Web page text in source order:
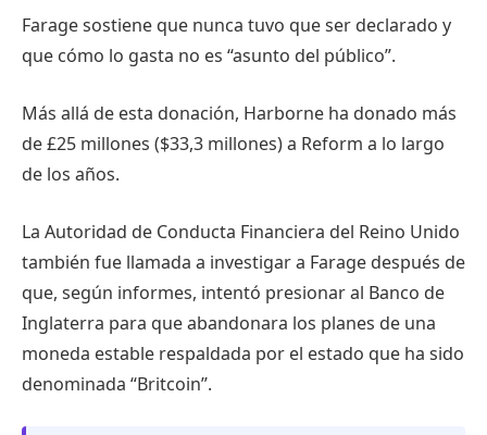
Farage sostiene que nunca tuvo que ser declarado y
que cómo lo gasta no es “asunto del público”.
Más allá de esta donación, Harborne ha donado más
de £25 millones ($33,3 millones) a Reform a lo largo
de los años.
La Autoridad de Conducta Financiera del Reino Unido
también fue llamada a investigar a Farage después de
que, según informes, intentó presionar al Banco de
Inglaterra para que abandonara los planes de una
moneda estable respaldada por el estado que ha sido
denominada “Britcoin”.